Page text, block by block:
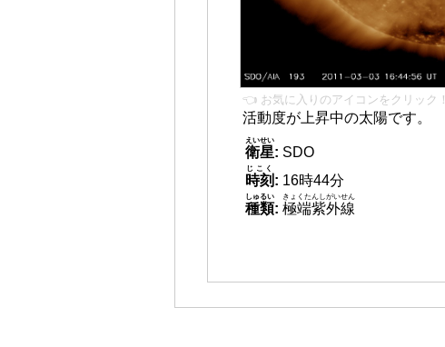
👈 お気に入りのアイコンをクリック！
活動度が上昇中の太陽です。
衛星
えいせい
: SDO
時刻
じこく
: 16時44分
種類
しゅるい
: 極端紫外線
きょくたんしがいせん